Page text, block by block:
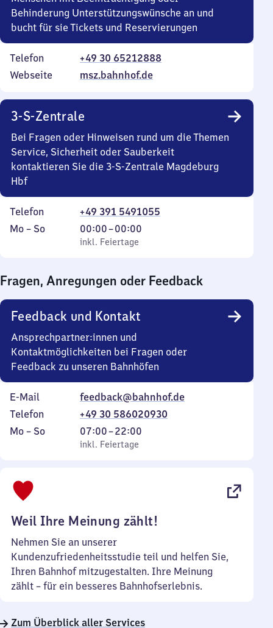
Behinderung Unterstützungswünsche an und
bucht für sie Tickets und Reservierungen
Telefon
+49 30 65212888
Webseite
msz.bahnhof.de
3-S-Zentrale
Bei Fragen oder Hinweisen rund um die Themen
Service, Sicherheit oder Sauberkeit
kontaktieren Sie die 3-S-Zentrale Magdeburg
Hbf
Telefon
+49 391 5491055
Montag
Mo – So,
inkl. Feiertage
00:00–00:00
Von
0
0
Uhr
inkl. Feiertage
Fragen, Anregungen oder Feedback
Feedback und Kontakt
Ansprechpartner:innen und
Kontaktmöglichkeiten bei Fragen oder
Feedback zu unseren Bahnhöfen
E-Mail
feedback@bahnhof.de
Telefon
+49 30 586020930
Montag
Mo – So,
inkl. Feiertage
07:00–22:00
Von
7
inkl. Feiertage
Weil Ihre Meinung zählt!
Nehmen Sie an unserer
Kundenzufriedenheitsstudie teil und helfen Sie,
Ihren Bahnhof mitzugestalten. Ihre Meinung
zählt – für ein besseres Bahnhofserlebnis.
Zum Überblick aller Services